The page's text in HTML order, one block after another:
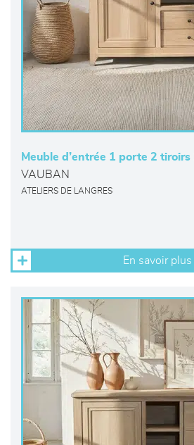
Meuble d’entrée 1 porte 2 tiroirs
VAUBAN
ATELIERS DE LANGRES
En savoir plus